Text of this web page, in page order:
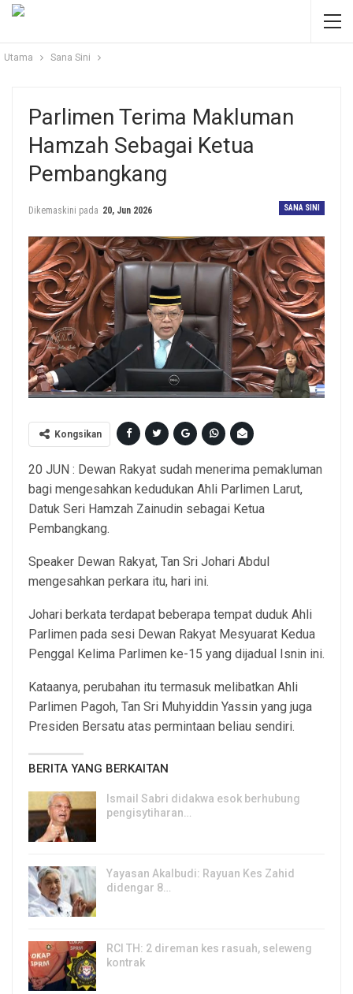
Utama Sana Sini
Parlimen Terima Makluman
Hamzah Sebagai Ketua
Pembangkang
SANA SINI
Dikemaskini pada 20, Jun 2026
Kongsikan
20 JUN : Dewan Rakyat sudah menerima pemakluman
bagi mengesahkan kedudukan Ahli Parlimen Larut,
Datuk Seri Hamzah Zainudin sebagai Ketua
Pembangkang.
Speaker Dewan Rakyat, Tan Sri Johari Abdul
mengesahkan perkara itu, hari ini.
Johari berkata terdapat beberapa tempat duduk Ahli
Parlimen pada sesi Dewan Rakyat Mesyuarat Kedua
Penggal Kelima Parlimen ke-15 yang dijadual Isnin ini.
Kataanya, perubahan itu termasuk melibatkan Ahli
Parlimen Pagoh, Tan Sri Muhyiddin Yassin yang juga
Presiden Bersatu atas permintaan beliau sendiri.
BERITA YANG BERKAITAN
Ismail Sabri didakwa esok berhubung
pengisytiharan…
Yayasan Akalbudi: Rayuan Kes Zahid
didengar 8…
RCI TH: 2 direman kes rasuah, seleweng
kontrak